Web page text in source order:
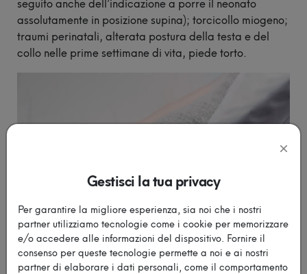
seguito anche dell’indicazione a porre il neonato
assolutamente in posizione supina); torcicollo miogeno;
traumi perinatali, alterata postura della testa e del
collo nelle prime settimane di vita, piede torto.
Gestisci la tua privacy
Per garantire la migliore esperienza, sia noi che i nostri
partner utilizziamo tecnologie come i cookie per memorizzare
e/o accedere alle informazioni del dispositivo. Fornire il
consenso per queste tecnologie permette a noi e ai nostri
partner di elaborare i dati personali, come il comportamento